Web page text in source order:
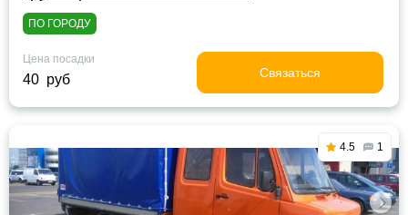
ПО ГОРОДУ
Цена посадки
40 руб Связаться
4.5 1